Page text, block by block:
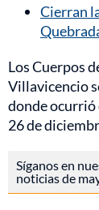
Cierran
Los Cuerpos
Villavicencio
donde ocurrió
26 de
Síganos en
noticias de